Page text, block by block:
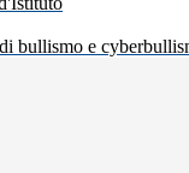
bullismo e